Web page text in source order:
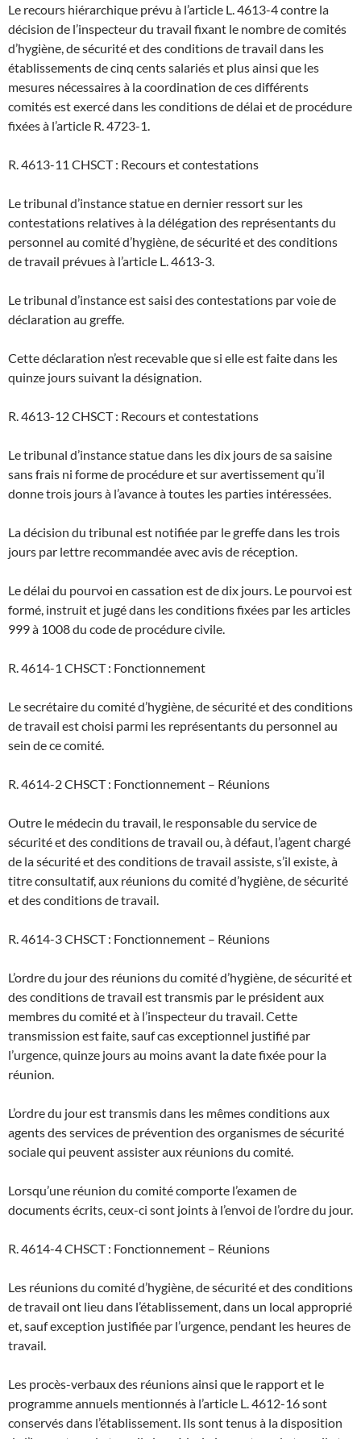
Le recours hiérarchique prévu à l’article L. 4613-4 contre la
décision de l’inspecteur du travail fixant le nombre de comités
d’hygiène, de sécurité et des conditions de travail dans les
établissements de cinq cents salariés et plus ainsi que les
mesures nécessaires à la coordination de ces différents
comités est exercé dans les conditions de délai et de procédure
fixées à l’article R. 4723-1.
R. 4613-11 CHSCT : Recours et contestations
Le tribunal d’instance statue en dernier ressort sur les
contestations relatives à la délégation des représentants du
personnel au comité d’hygiène, de sécurité et des conditions
de travail prévues à l’article L. 4613-3.
Le tribunal d’instance est saisi des contestations par voie de
déclaration au greffe.
Cette déclaration n’est recevable que si elle est faite dans les
quinze jours suivant la désignation.
R. 4613-12 CHSCT : Recours et contestations
Le tribunal d’instance statue dans les dix jours de sa saisine
sans frais ni forme de procédure et sur avertissement qu’il
donne trois jours à l’avance à toutes les parties intéressées.
La décision du tribunal est notifiée par le greffe dans les trois
jours par lettre recommandée avec avis de réception.
Le délai du pourvoi en cassation est de dix jours. Le pourvoi est
formé, instruit et jugé dans les conditions fixées par les articles
999 à 1008 du code de procédure civile.
R. 4614-1 CHSCT : Fonctionnement
Le secrétaire du comité d’hygiène, de sécurité et des conditions
de travail est choisi parmi les représentants du personnel au
sein de ce comité.
R. 4614-2 CHSCT : Fonctionnement – Réunions
Outre le médecin du travail, le responsable du service de
sécurité et des conditions de travail ou, à défaut, l’agent chargé
de la sécurité et des conditions de travail assiste, s’il existe, à
titre consultatif, aux réunions du comité d’hygiène, de sécurité
et des conditions de travail.
R. 4614-3 CHSCT : Fonctionnement – Réunions
L’ordre du jour des réunions du comité d’hygiène, de sécurité et
des conditions de travail est transmis par le président aux
membres du comité et à l’inspecteur du travail. Cette
transmission est faite, sauf cas exceptionnel justifié par
l’urgence, quinze jours au moins avant la date fixée pour la
réunion.
L’ordre du jour est transmis dans les mêmes conditions aux
agents des services de prévention des organismes de sécurité
sociale qui peuvent assister aux réunions du comité.
Lorsqu’une réunion du comité comporte l’examen de
documents écrits, ceux-ci sont joints à l’envoi de l’ordre du jour.
R. 4614-4 CHSCT : Fonctionnement – Réunions
Les réunions du comité d’hygiène, de sécurité et des conditions
de travail ont lieu dans l’établissement, dans un local approprié
et, sauf exception justifiée par l’urgence, pendant les heures de
travail.
Les procès-verbaux des réunions ainsi que le rapport et le
programme annuels mentionnés à l’article L. 4612-16 sont
conservés dans l’établissement. Ils sont tenus à la disposition